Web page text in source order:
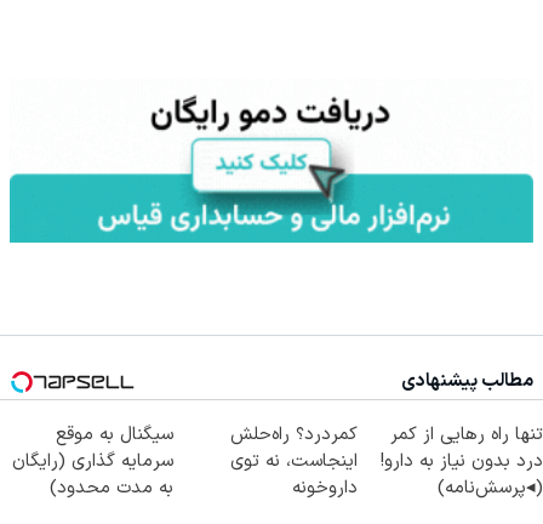
مطالب پیشنهادی
تنها راه رهایی از کمر
درد بدون نیاز به دارو!
(◂پرسش‌نامه)
کمردرد؟ راه‌حلش
اینجاست، نه توی
داروخونه
سیگنال به موقع
سرمایه گذاری (رایگان
به مدت محدود)